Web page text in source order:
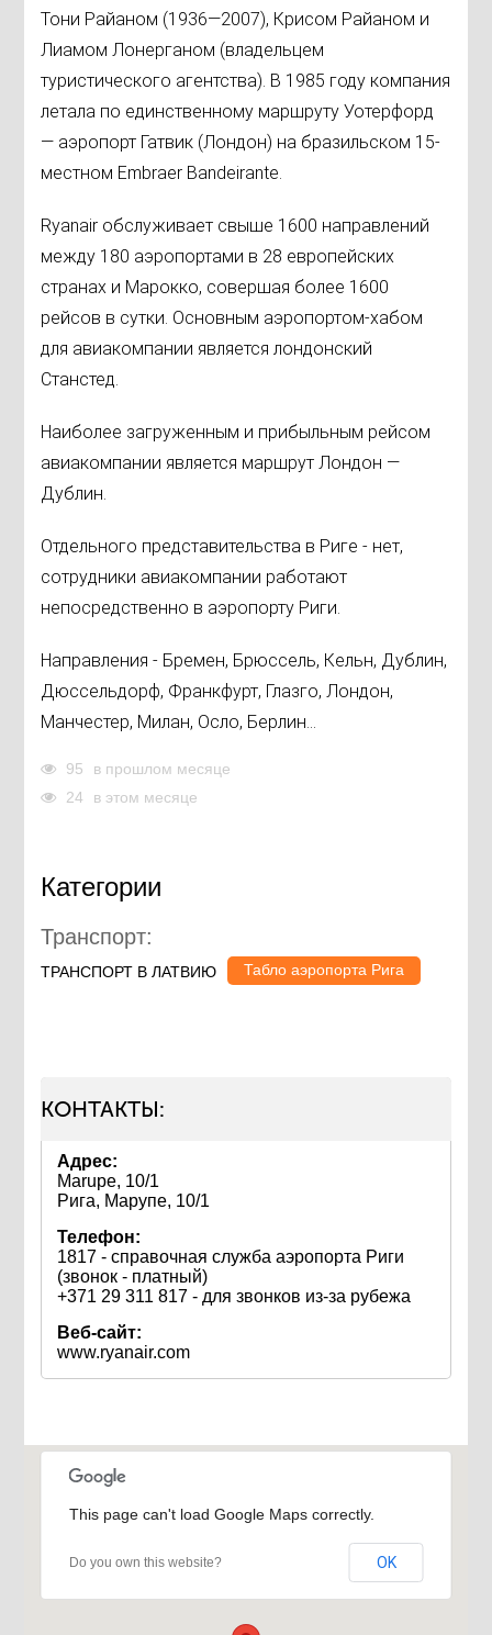
Тони Райаном (1936—2007), Крисом Райаном и
Лиамом Лонерганом (владельцем
туристического агентства). В 1985 году компания
летала по единственному маршруту Уотерфорд
— аэропорт Гатвик (Лондон) на бразильском 15-
местном Embraer Bandeirante.
Ryanair обслуживает свыше 1600 направлений
между 180 аэропортами в 28 европейских
странах и Марокко, совершая более 1600
рейсов в сутки. Основным аэропортом-хабом
для авиакомпании является лондонский
Станстед.
Наиболее загруженным и прибыльным рейсом
авиакомпании является маршрут Лондон —
Дублин.
Отдельного представительства в Риге - нет,
сотрудники авиакомпании работают
непосредственно в аэропорту Риги.
Направления - Бремен, Брюссель, Кельн, Дублин,
Дюссельдорф, Франкфурт, Глазго, Лондон,
Манчестер, Милан, Осло, Берлин...
95
в прошлом месяце
24
в этом месяце
Категории
Транспорт:
ТРАНСПОРТ В ЛАТВИЮ Табло аэропорта Рига
КОНТАКТЫ:
Адрес:
Marupe, 10/1
Рига, Марупе, 10/1
Телефон:
1817 - справочная служба аэропорта Риги
(звонок - платный)
+371 29 311 817 - для звонков из-за рубежа
Веб-сайт:
www.ryanair.com
This page can't load Google Maps correctly.
Do you own this website? OK